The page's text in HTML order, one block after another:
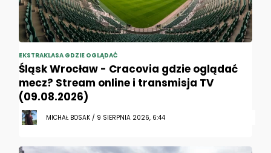
EKSTRAKLASA GDZIE OGLĄDAĆ
Śląsk Wrocław - Cracovia gdzie oglądać
mecz? Stream online i transmisja TV
(09.08.2026)
MICHAŁ BOSAK / 9 SIERPNIA 2026, 6:44